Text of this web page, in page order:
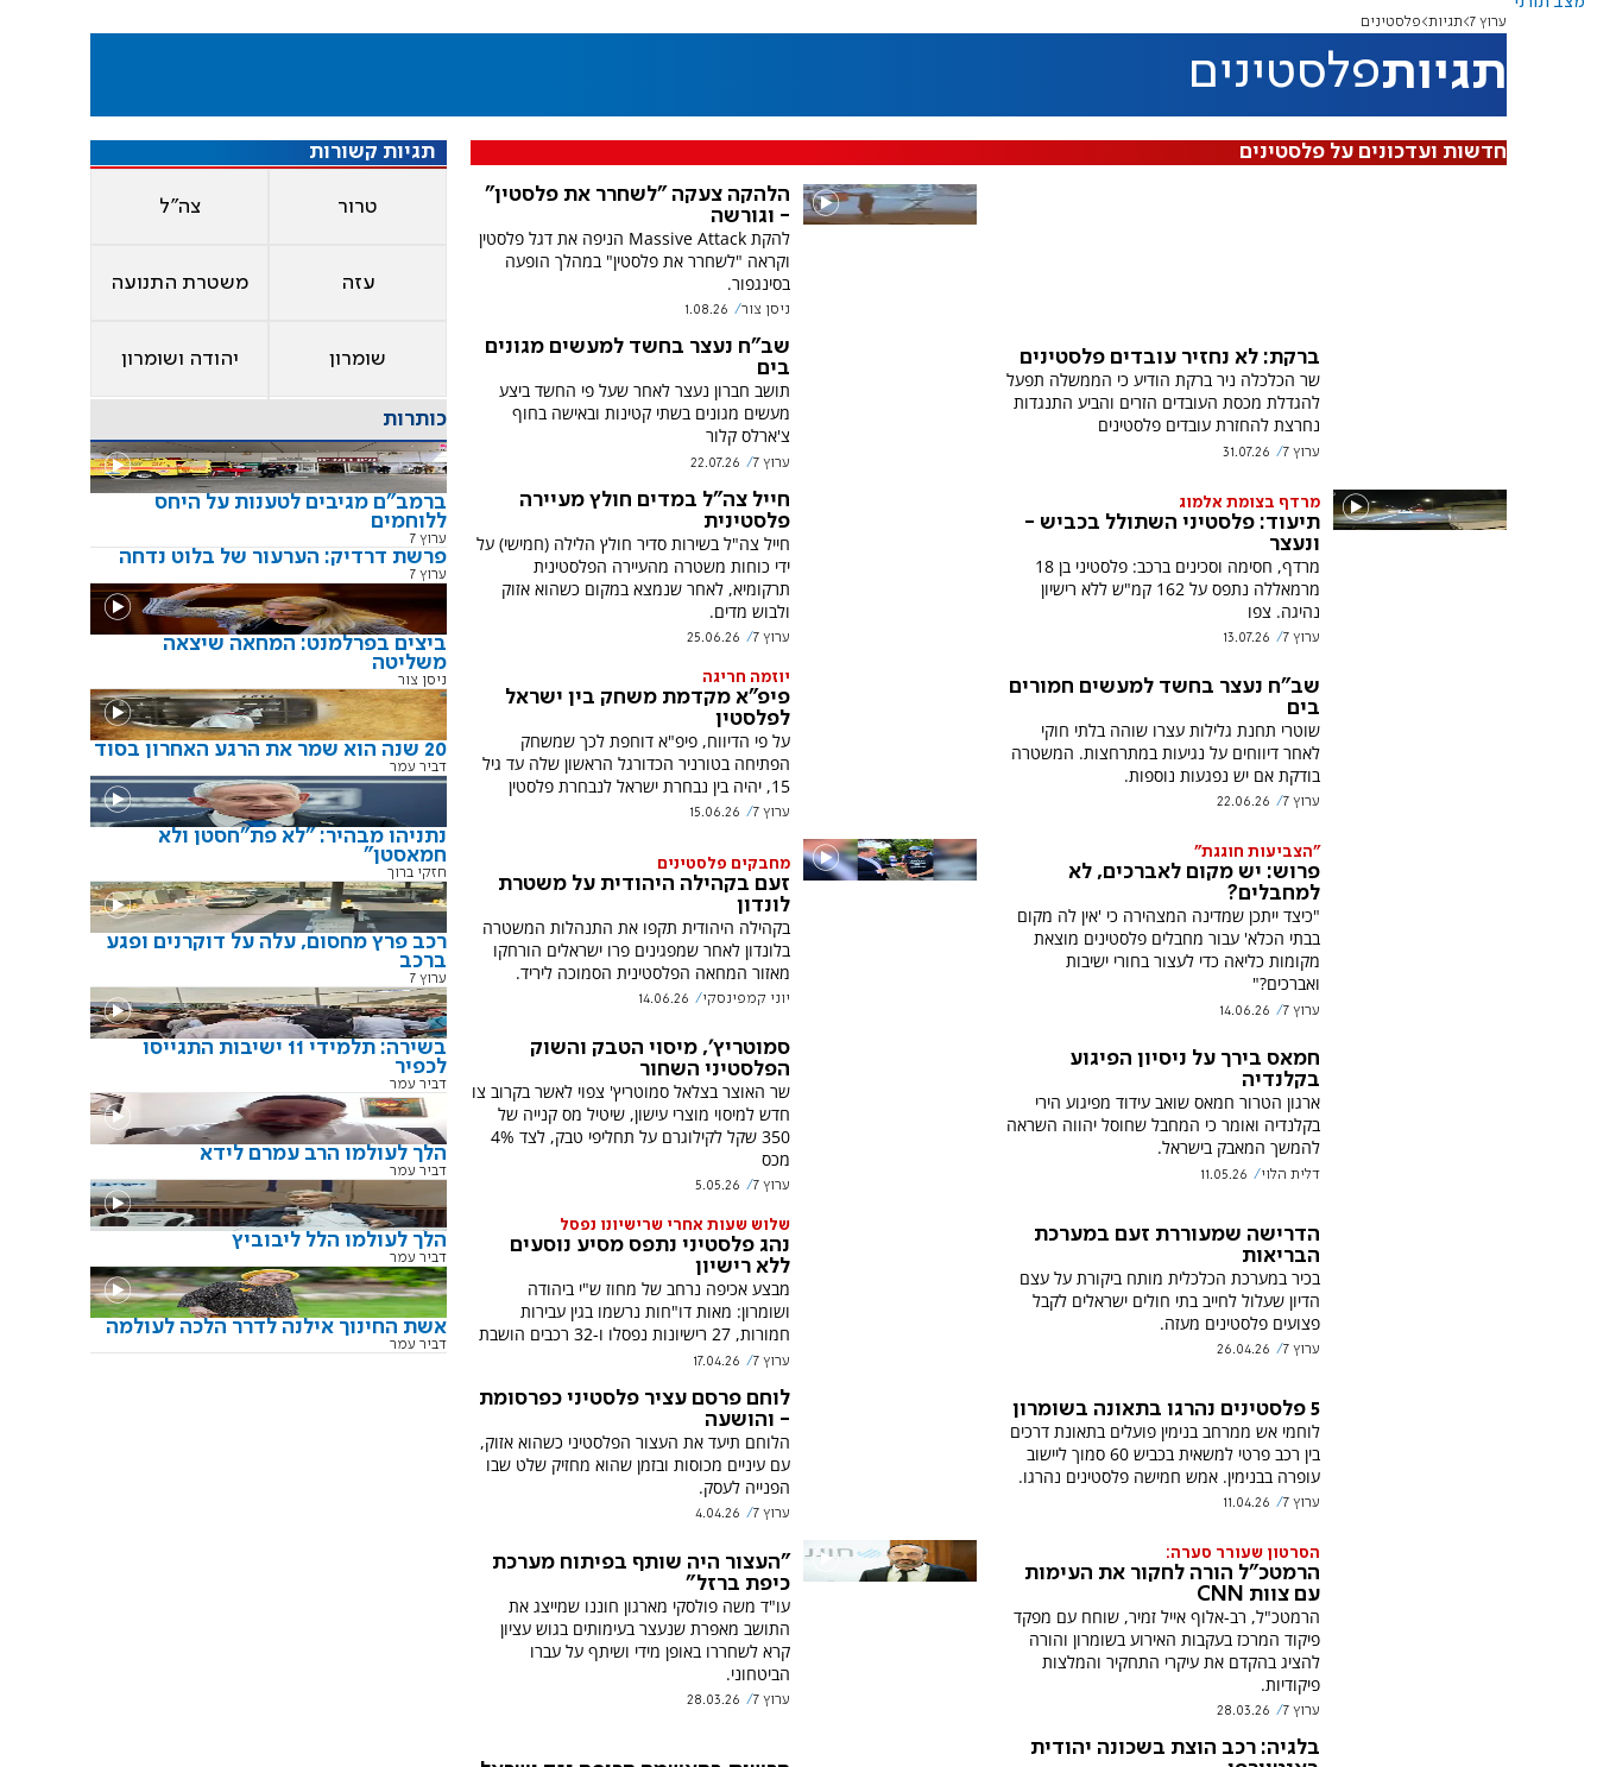
ערוץ 7 תגיות פלסטינים
תגיותפלסטינים
חדשות ועדכונים על פלסטינים
הלהקה צעקה "לשחרר את פלסטין"
- וגורשה
להקת Massive Attack הניפה את דגל פלסטין
וקראה "לשחרר את פלסטין" במהלך הופעה
בסינגפור.
ניסן צור 1.08.26
ברקת: לא נחזיר עובדים פלסטינים
שר הכלכלה ניר ברקת הודיע כי הממשלה תפעל
להגדלת מכסת העובדים הזרים והביע התנגדות
נחרצת להחזרת עובדים פלסטינים
ערוץ 7 31.07.26
שב"ח נעצר בחשד למעשים מגונים
בים
תושב חברון נעצר לאחר שעל פי החשד ביצע
מעשים מגונים בשתי קטינות ובאישה בחוף
צ'ארלס קלור
ערוץ 7 22.07.26
מרדף בצומת אלמוג
תיעוד: פלסטיני השתולל בכביש -
ונעצר
מרדף, חסימה וסכינים ברכב: פלסטיני בן 18
מרמאללה נתפס על 162 קמ"ש ללא רישיון
נהיגה. צפו
ערוץ 7 13.07.26
חייל צה"ל במדים חולץ מעיירה
פלסטינית
חייל צה"ל בשירות סדיר חולץ הלילה (חמישי) על
ידי כוחות משטרה מהעיירה הפלסטינית
תרקומיא, לאחר שנמצא במקום כשהוא אזוק
ולבוש מדים.
ערוץ 7 25.06.26
שב"ח נעצר בחשד למעשים חמורים
בים
שוטרי תחנת גלילות עצרו שוהה בלתי חוקי
לאחר דיווחים על נגיעות במתרחצות. המשטרה
בודקת אם יש נפגעות נוספות.
ערוץ 7 22.06.26
יוזמה חריגה
פיפ"א מקדמת משחק בין ישראל
לפלסטין
על פי הדיווח, פיפ"א דוחפת לכך שמשחק
הפתיחה בטורניר הכדורגל הראשון שלה עד גיל
15, יהיה בין נבחרת ישראל לנבחרת פלסטין
ערוץ 7 15.06.26
"הצביעות חוגגת"
פרוש: יש מקום לאברכים, לא
למחבלים?
"כיצד ייתכן שמדינה המצהירה כי 'אין לה מקום
בבתי הכלא' עבור מחבלים פלסטינים מוצאת
מקומות כליאה כדי לעצור בחורי ישיבות
ואברכים?"
ערוץ 7 14.06.26
מחבקים פלסטינים
זעם בקהילה היהודית על משטרת
לונדון
בקהילה היהודית תקפו את התנהלות המשטרה
בלונדון לאחר שמפגינים פרו ישראלים הורחקו
מאזור המחאה הפלסטינית הסמוכה ליריד.
יוני קמפינסקי 14.06.26
חמאס בירך על ניסיון הפיגוע
בקלנדיה
ארגון הטרור חמאס שואב עידוד מפיגוע הירי
בקלנדיה ואומר כי המחבל שחוסל יהווה השראה
להמשך המאבק בישראל.
דלית הלוי 11.05.26
סמוטריץ', מיסוי הטבק והשוק
הפלסטיני השחור
שר האוצר בצלאל סמוטריץ' צפוי לאשר בקרוב צו
חדש למיסוי מוצרי עישון, שיטיל מס קנייה של
350 שקל לקילוגרם על תחליפי טבק, לצד 4%
מכס
ערוץ 7 5.05.26
הדרישה שמעוררת זעם במערכת
הבריאות
בכיר במערכת הכלכלית מותח ביקורת על עצם
הדיון שעלול לחייב בתי חולים ישראלים לקבל
פצועים פלסטינים מעזה.
ערוץ 7 26.04.26
שלוש שעות אחרי שרישיונו נפסל
נהג פלסטיני נתפס מסיע נוסעים
ללא רישיון
מבצע אכיפה נרחב של מחוז ש"י ביהודה
ושומרון: מאות דו"חות נרשמו בגין עבירות
חמורות, 27 רישיונות נפסלו ו-32 רכבים הושבת
ערוץ 7 17.04.26
5 פלסטינים נהרגו בתאונה בשומרון
לוחמי אש ממרחב בנימין פועלים בתאונת דרכים
בין רכב פרטי למשאית בכביש 60 סמוך ליישוב
עופרה בבנימין. אמש חמישה פלסטינים נהרגו.
ערוץ 7 11.04.26
לוחם פרסם עציר פלסטיני כפרסומת
- והושעה
הלוחם תיעד את העצור הפלסטיני כשהוא אזוק,
עם עיניים מכוסות ובזמן שהוא מחזיק שלט שבו
הפנייה לעסק.
ערוץ 7 4.04.26
הסרטון שעורר סערה:
הרמטכ"ל הורה לחקור את העימות
עם צוות CNN
הרמטכ"ל, רב-אלוף אייל זמיר, שוחח עם מפקד
פיקוד המרכז בעקבות האירוע בשומרון והורה
להציג בהקדם את עיקרי התחקיר והמלצות
פיקודיות.
ערוץ 7 28.03.26
"העצור היה שותף בפיתוח מערכת
כיפת ברזל"
עו"ד משה פולסקי מארגון חוננו שמייצג את
התושב מאפרת שנעצר בעימותים בגוש עציון
קרא לשחררו באופן מידי ושיתף על עברו
הביטחוני.
ערוץ 7 28.03.26
בלגיה: רכב הוצת בשכונה יהודית
תגיות קשורות
טרור צה"ל
עזה משטרת התנועה
שומרון יהודה ושומרון
כותרות
ברמב"ם מגיבים לטענות על היחס
ללוחמים
ערוץ 7
פרשת דרדיק: הערעור של בלוט נדחה
ערוץ 7
ביצים בפרלמנט: המחאה שיצאה
משליטה
ניסן צור
20 שנה הוא שמר את הרגע האחרון בסוד
דביר עמר
נתניהו מבהיר: "לא פת"חסטן ולא
חמאסטן"
חזקי ברוך
רכב פרץ מחסום, עלה על דוקרנים ופגע
ברכב
ערוץ 7
בשירה: תלמידי 11 ישיבות התגייסו
לכפיר
דביר עמר
הלך לעולמו הרב עמרם לידא
דביר עמר
הלך לעולמו הלל ליבוביץ
דביר עמר
אשת החינוך אילנה לדרר הלכה לעולמה
דביר עמר